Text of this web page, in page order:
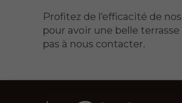
Profitez de l’efficacité de
pour avoir une belle terrasse
pas à nous contacter.